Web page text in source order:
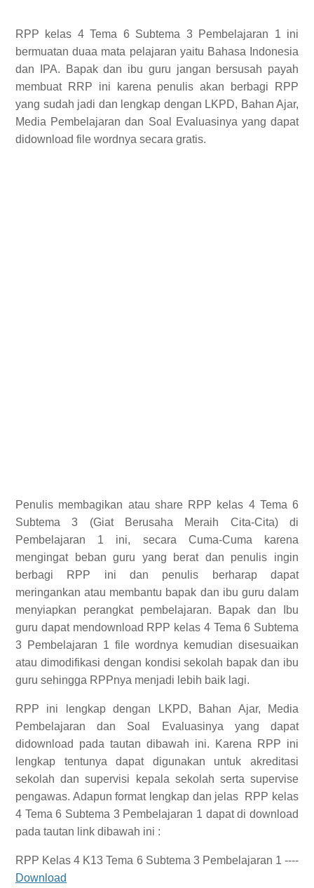
RPP kelas 4 Tema 6 Subtema 3 Pembelajaran 1 ini
bermuatan duaa mata pelajaran yaitu Bahasa Indonesia
dan IPA. Bapak dan ibu guru jangan bersusah payah
membuat RRP ini karena penulis akan berbagi RPP
yang sudah jadi dan lengkap dengan LKPD, Bahan Ajar,
Media Pembelajaran dan Soal Evaluasinya yang dapat
didownload file wordnya secara gratis.
Penulis membagikan atau share RPP kelas 4 Tema 6
Subtema 3 (Giat Berusaha Meraih Cita-Cita) di
Pembelajaran 1 ini, secara Cuma-Cuma karena
mengingat beban guru yang berat dan penulis ingin
berbagi RPP ini dan penulis berharap dapat
meringankan atau membantu bapak dan ibu guru dalam
menyiapkan perangkat pembelajaran. Bapak dan Ibu
guru dapat mendownload RPP kelas 4 Tema 6 Subtema
3 Pembelajaran 1 file wordnya kemudian disesuaikan
atau dimodifikasi dengan kondisi sekolah bapak dan ibu
guru sehingga RPPnya menjadi lebih baik lagi.
RPP ini lengkap dengan LKPD, Bahan Ajar, Media
Pembelajaran dan Soal Evaluasinya yang dapat
didownload pada tautan dibawah ini. Karena RPP ini
lengkap tentunya dapat digunakan untuk akreditasi
sekolah dan supervisi kepala sekolah serta supervise
pengawas. Adapun format lengkap dan jelas RPP kelas
4 Tema 6 Subtema 3 Pembelajaran 1 dapat di download
pada tautan link dibawah ini :
RPP Kelas 4 K13 Tema 6 Subtema 3 Pembelajaran 1 ----
Download